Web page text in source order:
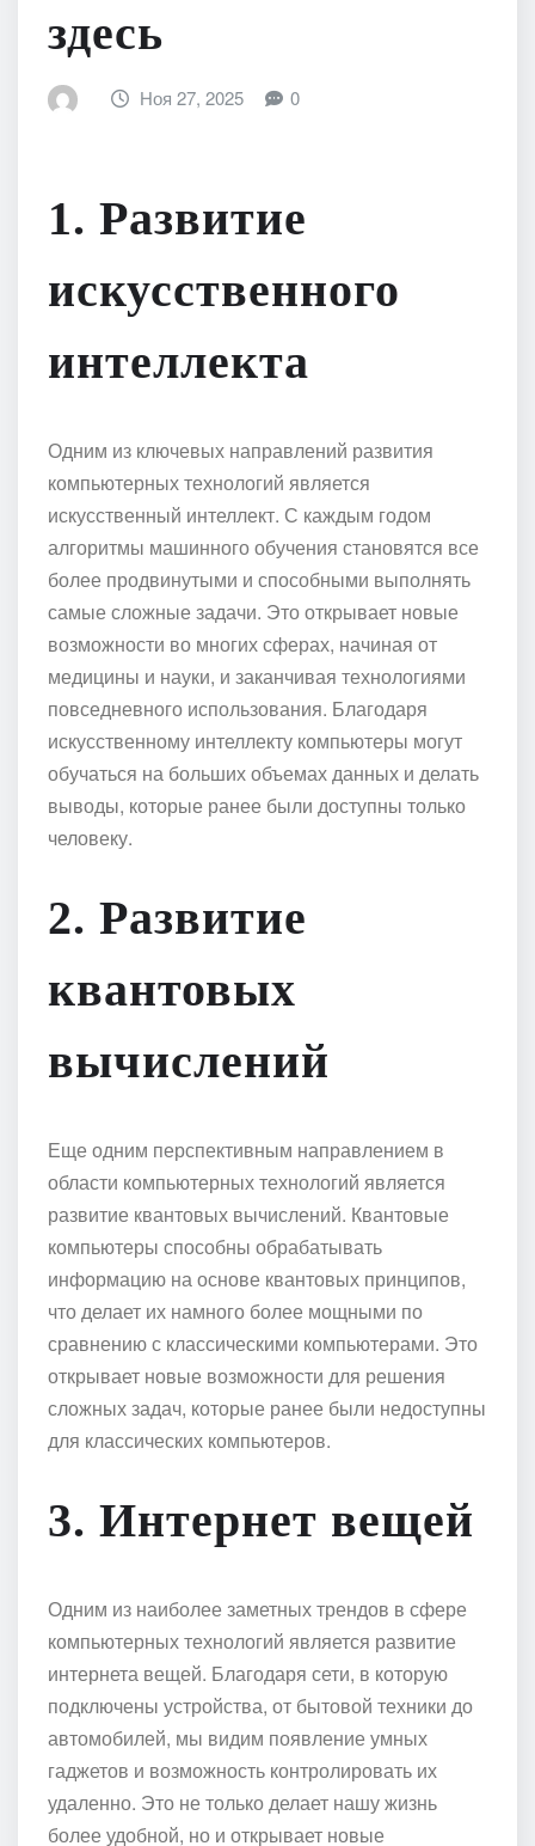
здесь
Ноя 27, 2025 0
1. Развитие
искусственного
интеллекта
Одним из ключевых направлений развития
компьютерных технологий является
искусственный интеллект. С каждым годом
алгоритмы машинного обучения становятся все
более продвинутыми и способными выполнять
самые сложные задачи. Это открывает новые
возможности во многих сферах, начиная от
медицины и науки, и заканчивая технологиями
повседневного использования. Благодаря
искусственному интеллекту компьютеры могут
обучаться на больших объемах данных и делать
выводы, которые ранее были доступны только
человеку.
2. Развитие
квантовых
вычислений
Еще одним перспективным направлением в
области компьютерных технологий является
развитие квантовых вычислений. Квантовые
компьютеры способны обрабатывать
информацию на основе квантовых принципов,
что делает их намного более мощными по
сравнению с классическими компьютерами. Это
открывает новые возможности для решения
сложных задач, которые ранее были недоступны
для классических компьютеров.
3. Интернет вещей
Одним из наиболее заметных трендов в сфере
компьютерных технологий является развитие
интернета вещей. Благодаря сети, в которую
подключены устройства, от бытовой техники до
автомобилей, мы видим появление умных
гаджетов и возможность контролировать их
удаленно. Это не только делает нашу жизнь
более удобной, но и открывает новые